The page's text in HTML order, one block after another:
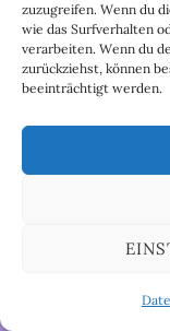
zuzugreifen. Wenn du
wie das Surfverhalten
verarbeiten. Wenn du
zurückziehst, können
beeinträchtigt werden.